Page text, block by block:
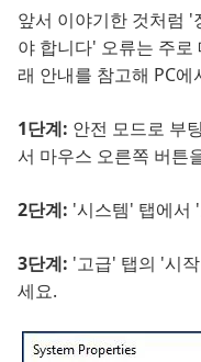
앞서 이야기한 것처럼 '
야 합니다' 오류는 주
래 안내를 참고해 PC
1단계: 안전 모드로 부
서 마우스 오른쪽 버튼
2단계: '시스템' 탭에서
3단계: '고급' 탭의 '시
세요.